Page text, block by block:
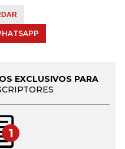
EXCLUSIVOS PARA
1